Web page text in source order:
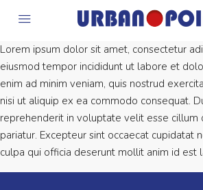
Lorem ipsum dolor sit amet, consectetur
eiusmod tempor incididunt ut labore et
enim ad minim veniam, quis nostrud
nisi ut aliquip ex ea commodo consequat.
reprehenderit in voluptate velit esse cillum
pariatur. Excepteur sint occaecat cupidatat
culpa qui officia deserunt mollit anim id est